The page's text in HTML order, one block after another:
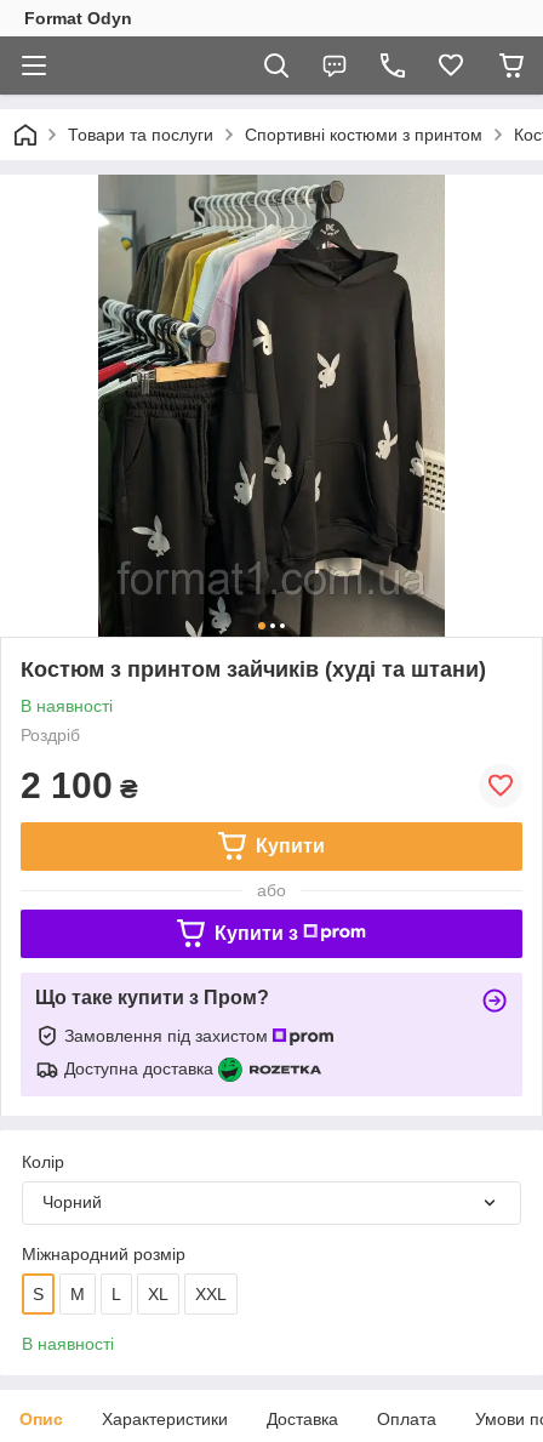
Format Odyn
Товари та послуги Спортивні костюми з принтом
Костюм з принтом зайчиків (худі та штани)
В наявності
Роздріб
2 100 ₴
Купити
або
Купити з
Що таке купити з Пром?
Замовлення під захистом
Доступна доставка
Колір
Чорний
Міжнародний розмір
S M L XL XXL
В наявності
Опис Характеристики Доставка Оплата Умови